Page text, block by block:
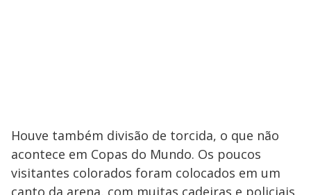
Houve também divisão de torcida, o que não
acontece em Copas do Mundo. Os poucos
visitantes colorados foram colocados em um
canto da arena, com muitas cadeiras e policiais